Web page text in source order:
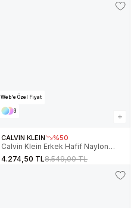
Web'e Özel Fiyat
3
CALVIN KLEIN %50
Calvin Klein Erkek Hafif Naylon
Kapitone Şişme Kahverengi Ceket
LV04LC506G-PDK
4.274,50 TL8.549,00 TL